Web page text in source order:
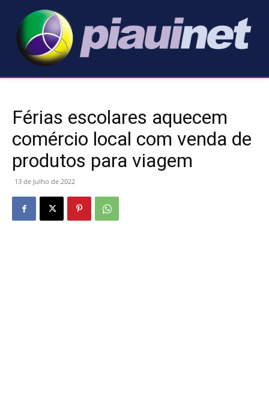
Férias escolares aquecem
comércio local com venda de
produtos para viagem
13 de Julho de 2022